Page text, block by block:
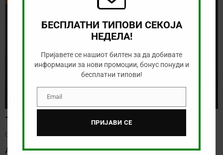
Тикет на денот (четврток, 06.08.2026)
август 6, 2026
Денес се играат првите натпревари од третото коло на
БЕСПЛАТНИ ТИПОВИ СЕКОЈА
НЕДЕЛА!
Пријавете се нашиот билтен за да добивате
информации за нови промоции, бонус понуди и
бесплатни типови!
EmailEmail
ПРИЈАВИ СЕ